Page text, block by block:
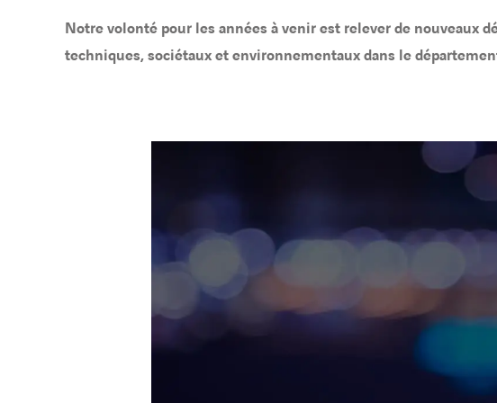
Notre volonté pour les années à venir est relever de nouveaux
techniques, sociétaux et environnementaux dans le